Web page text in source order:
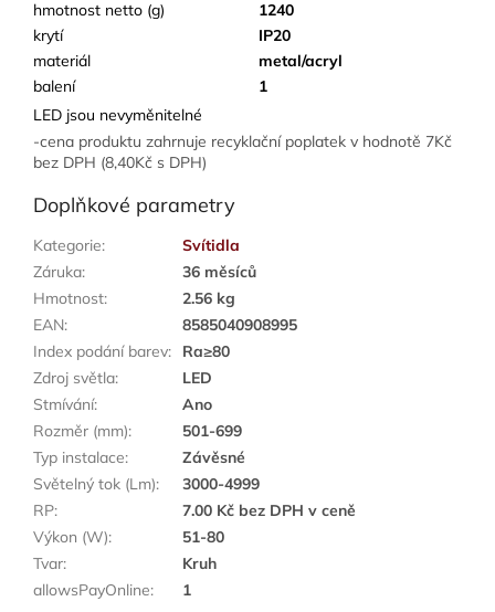
hmotnost netto (g)
1240
krytí
IP20
materiál
metal/acryl
balení
1
LED jsou nevyměnitelné
-cena produktu zahrnuje recyklační poplatek v hodnotě 7Kč
bez DPH (8,40Kč s DPH)
Doplňkové parametry
Kategorie:
Svítidla
Záruka:
36 měsíců
Hmotnost:
2.56 kg
EAN:
8585040908995
Index podání barev:
Ra≥80
Zdroj světla:
LED
Stmívání:
Ano
Rozměr (mm):
501-699
Typ instalace:
Závěsné
Světelný tok (Lm):
3000-4999
RP:
7.00 Kč bez DPH v ceně
Výkon (W):
51-80
Tvar:
Kruh
allowsPayOnline: 1